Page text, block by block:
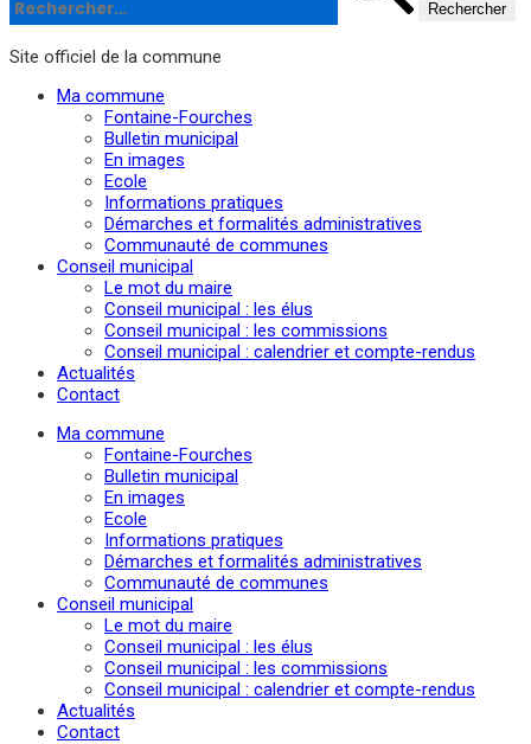
Site officiel de la commune
Ma commune
Fontaine-Fourches
Bulletin municipal
En images
Ecole
Informations pratiques
Démarches et formalités administratives
Communauté de communes
Conseil municipal
Le mot du maire
Conseil municipal : les élus
Conseil municipal : les commissions
Conseil municipal : calendrier et compte-rendus
Actualités
Contact
Ma commune
Fontaine-Fourches
Bulletin municipal
En images
Ecole
Informations pratiques
Démarches et formalités administratives
Communauté de communes
Conseil municipal
Le mot du maire
Conseil municipal : les élus
Conseil municipal : les commissions
Conseil municipal : calendrier et compte-rendus
Actualités
Contact